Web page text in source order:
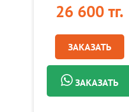
26 600 тг.
ЗАКАЗАТЬ
ЗАКАЗАТЬ